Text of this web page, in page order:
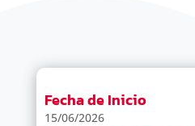
Fecha de Inicio
15/06/2026